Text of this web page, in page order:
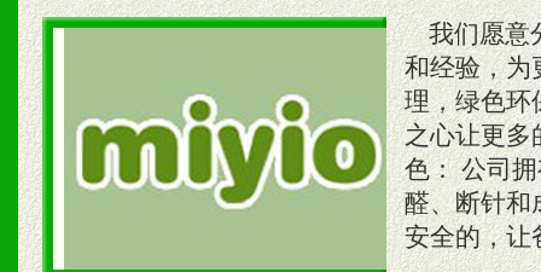
我们愿意
和经验，为
理，绿色环
之心让更多
色： 公司
醛、断针和
安全的，让